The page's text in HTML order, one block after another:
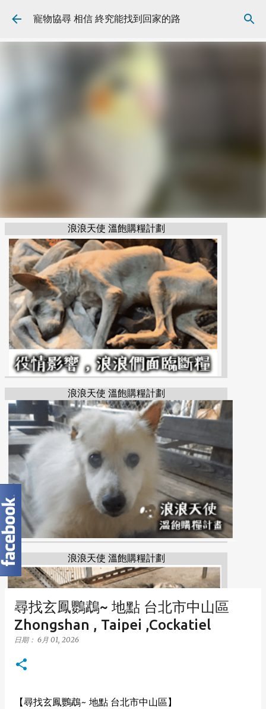
跳到主要內容
寵物協尋 相信 終究能找到回家的路
浪浪天使 溫飽購糧計劃
浪浪天使 溫飽購糧計劃
浪浪天使 溫飽購糧計劃
尋找玄鳳鸚鵡~ 地點 台北市中山區
Zhongshan , Taipei ,Cockatiel
日期： 6月 01, 2026
【尋找玄鳳鸚鵡~ 地點 台北市中山區】